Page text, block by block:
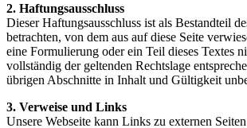
2. Haftungsausschluss
Dieser Haftungsausschluss ist als Bestandteil
betrachten, von dem aus auf diese Seite
eine Formulierung oder ein Teil dieses Textes
vollständig der geltenden Rechtslage
übrigen Abschnitte in Inhalt und Gültigkeit
3. Verweise und Links
Unsere Webseite kann Links zu externen